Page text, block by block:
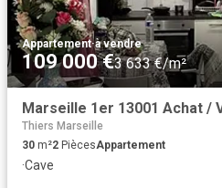
Appartement·à vendre
109 000 €3 633 €/m²
Thiers Marseille
30 m²2 PiècesAppartement
·Cave